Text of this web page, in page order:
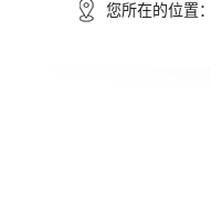
您所在的位置：